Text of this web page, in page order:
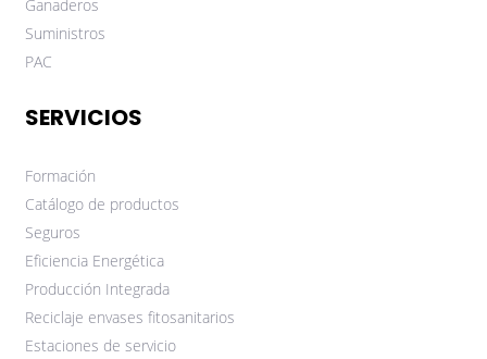
Ganaderos
Suministros
PAC
SERVICIOS
Formación
Catálogo de productos
Seguros
Eficiencia Energética
Producción Integrada
Reciclaje envases fitosanitarios
Estaciones de servicio